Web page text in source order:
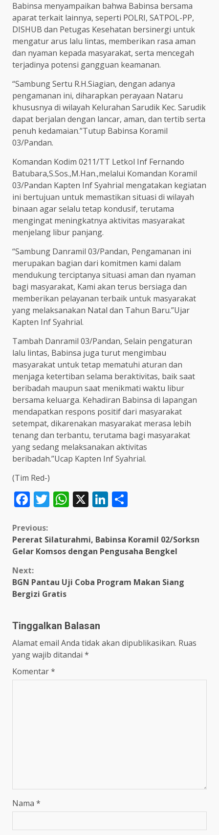
Babinsa menyampaikan bahwa Babinsa bersama
aparat terkait lainnya, seperti POLRI, SATPOL-PP,
DISHUB dan Petugas Kesehatan bersinergi untuk
mengatur arus lalu lintas, memberikan rasa aman
dan nyaman kepada masyarakat, serta mencegah
terjadinya potensi gangguan keamanan.
“Sambung Sertu R.H.Siagian, dengan adanya
pengamanan ini, diharapkan perayaan Nataru
khususnya di wilayah Kelurahan Sarudik Kec. Sarudik
dapat berjalan dengan lancar, aman, dan tertib serta
penuh kedamaian.”Tutup Babinsa Koramil
03/Pandan.
Komandan Kodim 0211/TT Letkol Inf Fernando
Batubara,S.Sos.,M.Han.,melalui Komandan Koramil
03/Pandan Kapten Inf Syahrial mengatakan kegiatan
ini bertujuan untuk memastikan situasi di wilayah
binaan agar selalu tetap kondusif, terutama
mengingat meningkatnya aktivitas masyarakat
menjelang libur panjang.
“Sambung Danramil 03/Pandan, Pengamanan ini
merupakan bagian dari komitmen kami dalam
mendukung terciptanya situasi aman dan nyaman
bagi masyarakat, Kami akan terus bersiaga dan
memberikan pelayanan terbaik untuk masyarakat
yang melaksanakan Natal dan Tahun Baru.”Ujar
Kapten Inf Syahrial.
Tambah Danramil 03/Pandan, Selain pengaturan
lalu lintas, Babinsa juga turut mengimbau
masyarakat untuk tetap mematuhi aturan dan
menjaga ketertiban selama beraktivitas, baik saat
beribadah maupun saat menikmati waktu libur
bersama keluarga. Kehadiran Babinsa di lapangan
mendapatkan respons positif dari masyarakat
setempat, dikarenakan masyarakat merasa lebih
tenang dan terbantu, terutama bagi masyarakat
yang sedang melaksanakan aktivitas
beribadah.”Ucap Kapten Inf Syahrial.
(Tim Red-)
Facebook
Twitter
WhatsApp
X LinkedIn
Continue
Reading
Previous:
Pererat Silaturahmi, Babinsa Koramil 02/Sorksn
Gelar Komsos dengan Pengusaha Bengkel
Next:
BGN Pantau Uji Coba Program Makan Siang
Bergizi Gratis
Tinggalkan Balasan
Alamat email Anda tidak akan dipublikasikan. Ruas
yang wajib ditandai *
Komentar*
Nama *